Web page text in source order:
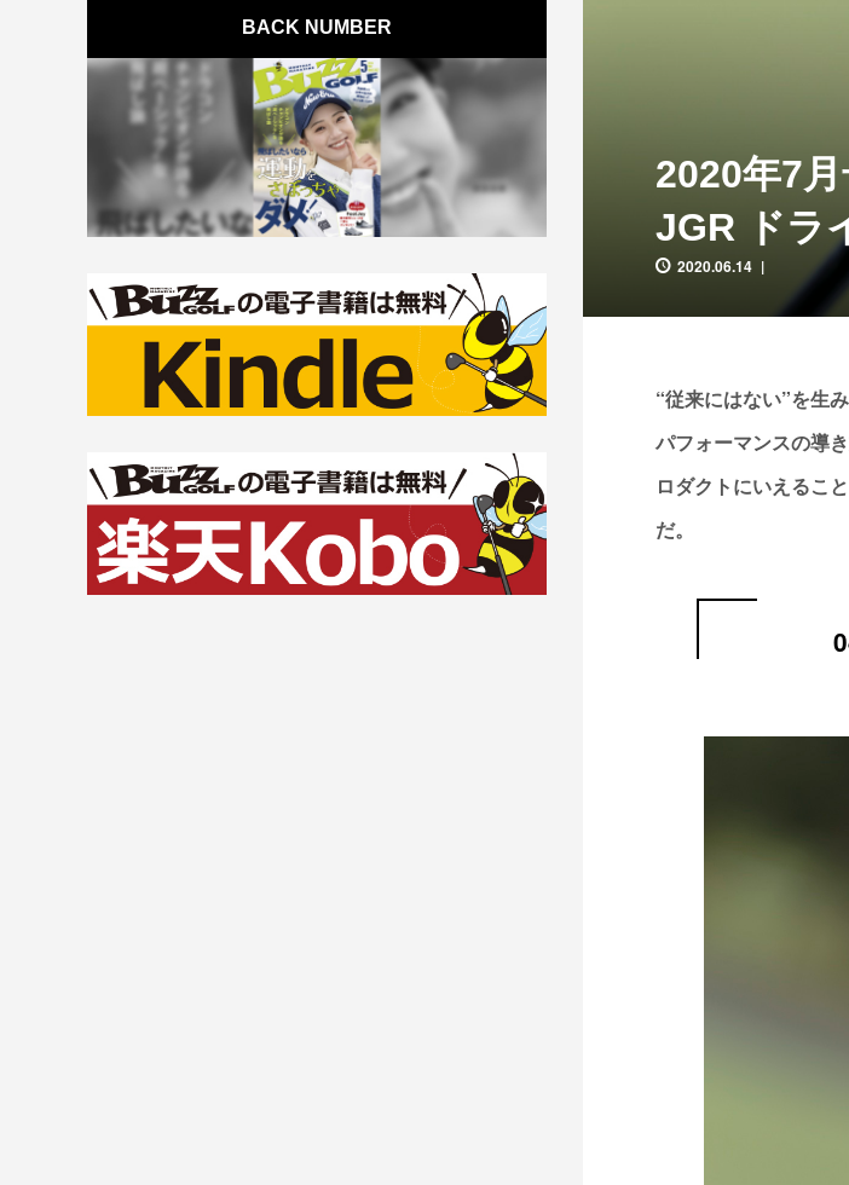
2020年7
JGR ドラ
2020.06.14
“従来にはない”を生
パフォーマンスの導
ロダクトにいえるこ
だ。
BACK NUMBER